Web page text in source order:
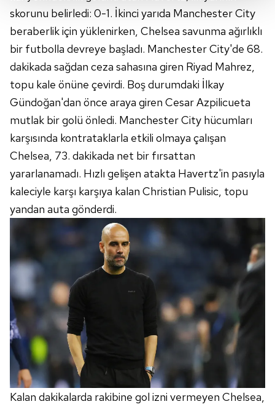
Her halükârda, kullanıcılar, bu çerezlere izin vermedikleri
gösterilmeyecektir."
Sizlere daha iyi bir hizmet sunabilmek için İnternet
Sitemizde kendimize ve üçüncü kişilere ait çerezler
kullanılmaktadır. Bu çerezler vasıtasıyla çeşitli kişisel
verileriniz işlenmekte olup gerekli olan çerezler bilgi
toplumu hizmetlerinin sunulması amacıyla
kullanılmaktadır. Diğer çerezler, sitemizin daha işlevsel
kılınması ve kişiselleştirilmesi ve sizlere yönelik
reklam/pazarlama faaliyetlerinin yapılması, amaçlarıyla
sınırlı olarak açık rızanız dahilinde kullanılacaktır.
Çerezlere ilişkin tercihlerinizi aşağıda yer alan panel
vasıtasıyla belirleyebilirsiniz. Çerezlere ilişkin detaylı bilgi
için Ayarlar butonuna tıklayabilir,Çerez Bilgilendirme
Metnimizi
ziyaret edebilirsiniz.
6698 sayılı Kişisel Verilerin Korunması Kanunu uyarınca
hazırlanmış Aydınlatma Metnimizi okumak ve sitemizde
ilgili mevzuata uygun olarak kullanılan çerezlerle ilgili bilgi
almak için lütfentıklayınız
skorunu belirledi: 0-1. İkinci yarıda Manchester City
beraberlik için yüklenirken, Chelsea savunma ağırlıklı
bir futbolla devreye başladı. Manchester City'de 68.
dakikada sağdan ceza sahasına giren Riyad Mahrez,
topu kale önüne çevirdi. Boş durumdaki İlkay
Gündoğan'dan önce araya giren Cesar Azpilicueta
mutlak bir golü önledi. Manchester City hücumları
karşısında kontrataklarla etkili olmaya çalışan
Chelsea, 73. dakikada net bir fırsattan
yararlanamadı. Hızlı gelişen atakta Havertz'in pasıyla
kaleciyle karşı karşıya kalan Christian Pulisic, topu
yandan auta gönderdi.
Kalan dakikalarda rakibine gol izni vermeyen Chelsea,